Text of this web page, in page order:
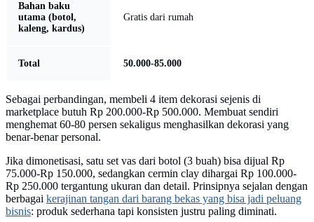
Bahan baku
utama (botol,
kaleng, kardus)
Gratis dari rumah
Total 50.000-85.000
Sebagai perbandingan, membeli 4 item dekorasi sejenis di
marketplace butuh Rp 200.000-Rp 500.000. Membuat sendiri
menghemat 60-80 persen sekaligus menghasilkan dekorasi yang
benar-benar personal.
Jika dimonetisasi, satu set vas dari botol (3 buah) bisa dijual Rp
75.000-Rp 150.000, sedangkan cermin clay dihargai Rp 100.000-
Rp 250.000 tergantung ukuran dan detail. Prinsipnya sejalan dengan
berbagai kerajinan tangan dari barang bekas yang bisa jadi peluang
bisnis: produk sederhana tapi konsisten justru paling diminati.